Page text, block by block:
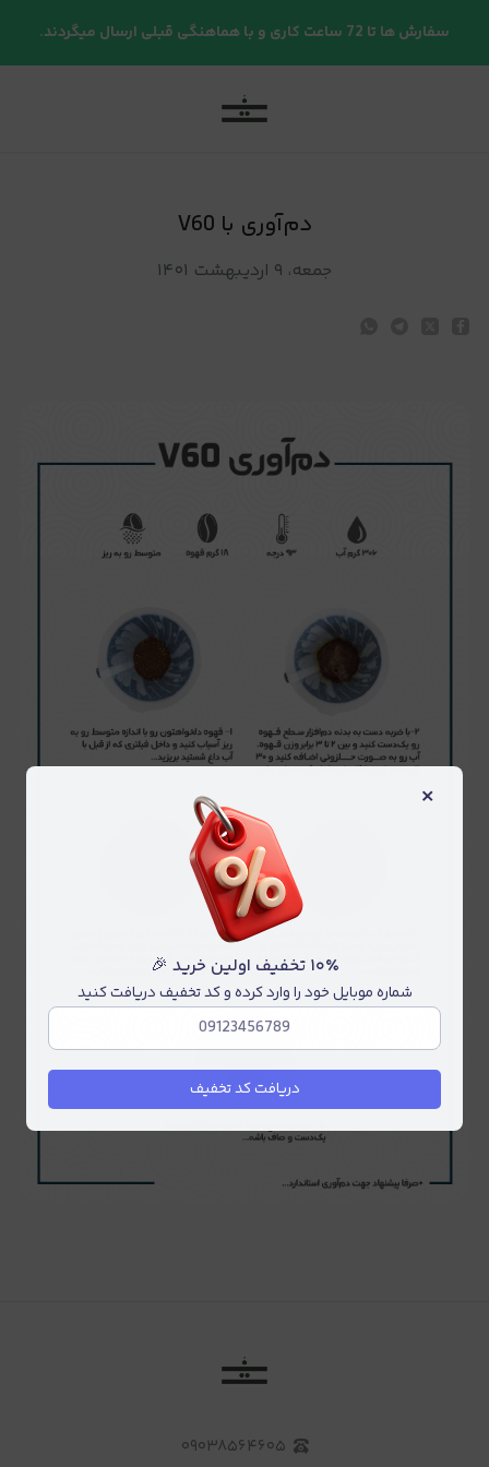
سفارش ها تا 72 ساعت کاری و با هماهنگی قبلی ارسال میگردند.
دم‌آوری با V60
جمعه، ۹ اردیبهشت ۱۴۰۱
۰۹۰۳۸۵۶۴۶۰۵
×
۱۰٪ تخفیف اولین خرید 🎉
شماره موبایل خود را وارد کرده و کد تخفیف دریافت کنید
دریافت کد تخفیف